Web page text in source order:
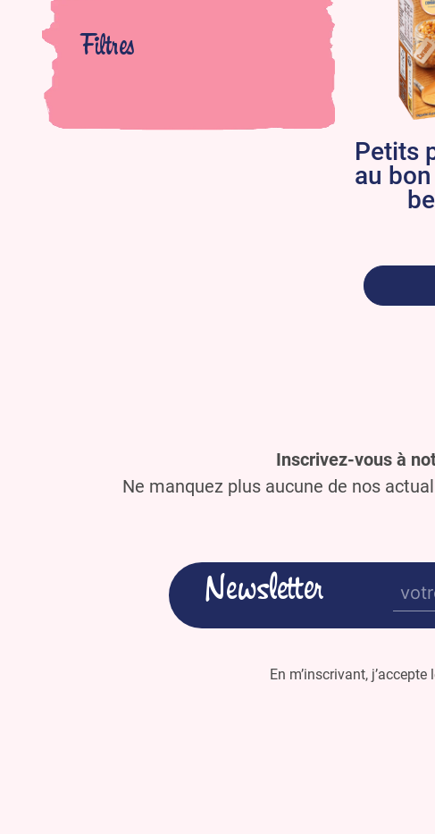
Filtres
Petits
au
Inscrivez-vous à
Ne manquez plus aucune de nos
Newsletter
En m’inscrivant, j’accepte